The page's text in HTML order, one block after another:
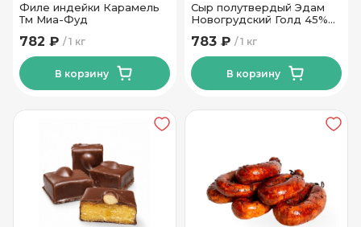
Филе индейки Карамель
Тм Миа-Фуд
1 кг
782 ₽
В корзину
Сыр полутвердый Эдам
Новогрудский Голд 45%
1 кг
783 ₽
В корзину